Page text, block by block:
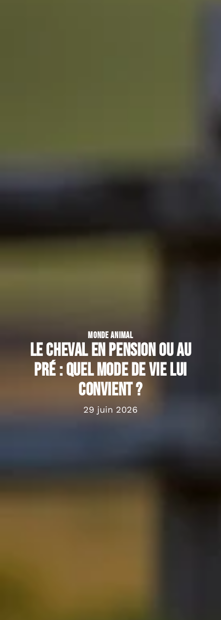
MONDE ANIMAL
Le cheval en pension ou au
pré : quel mode de vie lui
convient ?
29 juin 2026